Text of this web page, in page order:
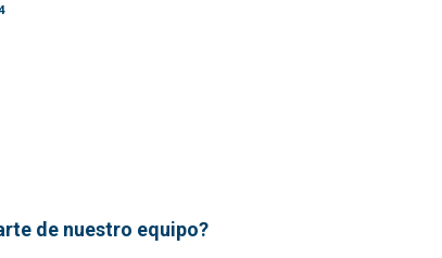
de nuestro equipo?